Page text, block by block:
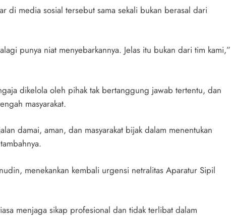
di media sosial tersebut sama sekali bukan berasal dari
punya niat menyebarkannya. Jelas itu bukan dari tim kami,”
dikelola oleh pihak tak bertanggung jawab tertentu, dan
masyarakat.
damai, aman, dan masyarakat bijak dalam menentukan
menekankan kembali urgensi netralitas Aparatur Sipil
menjaga sikap profesional dan tidak terlibat dalam